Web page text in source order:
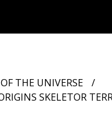
THE UNIVERSE
SKELETOR